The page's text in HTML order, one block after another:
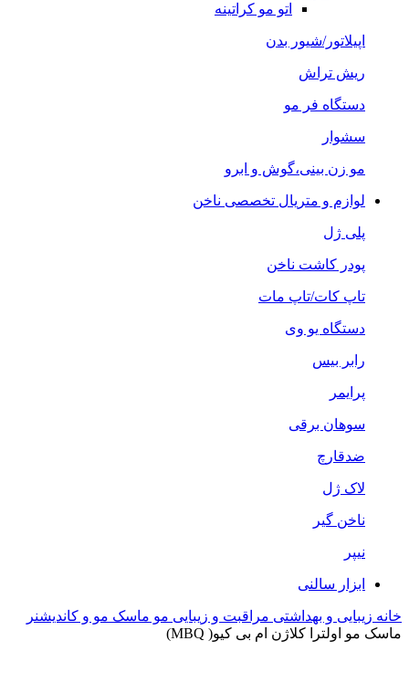
اتو مو کراتینه
اپیلاتور/شیور بدن
ریش تراش
دستگاه فر مو
سشوار
مو زن بینی،گوش و ابرو
لوازم و متریال تخصصی ناخن
پلی ژل
پودر کاشت ناخن
تاپ کات/تاپ مات
دستگاه یو وی
رابر بیس
پرایمر
سوهان برقی
ضدقارچ
لاک ژل
ناخن گیر
نیپر
ابزار سالنی
خانه زیبایی و بهداشتی مراقبت و زیبایی مو ماسک مو و کاندیشنر
ماسک مو اولترا کلاژن ام بی کیو( MBQ)